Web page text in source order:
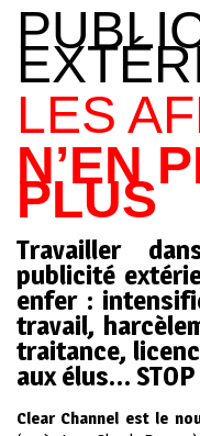
LES
N’EN
PLUS
Travailler
publicité
enfer :
travail,
traitance,
aux élus… STOP
Clear Channel est le